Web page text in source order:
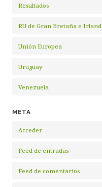
Resultados
RU de Gran Bretaña e
Unión Europea
Uruguay
Venezuela
META
Acceder
Feed de entradas
Feed de comentarios